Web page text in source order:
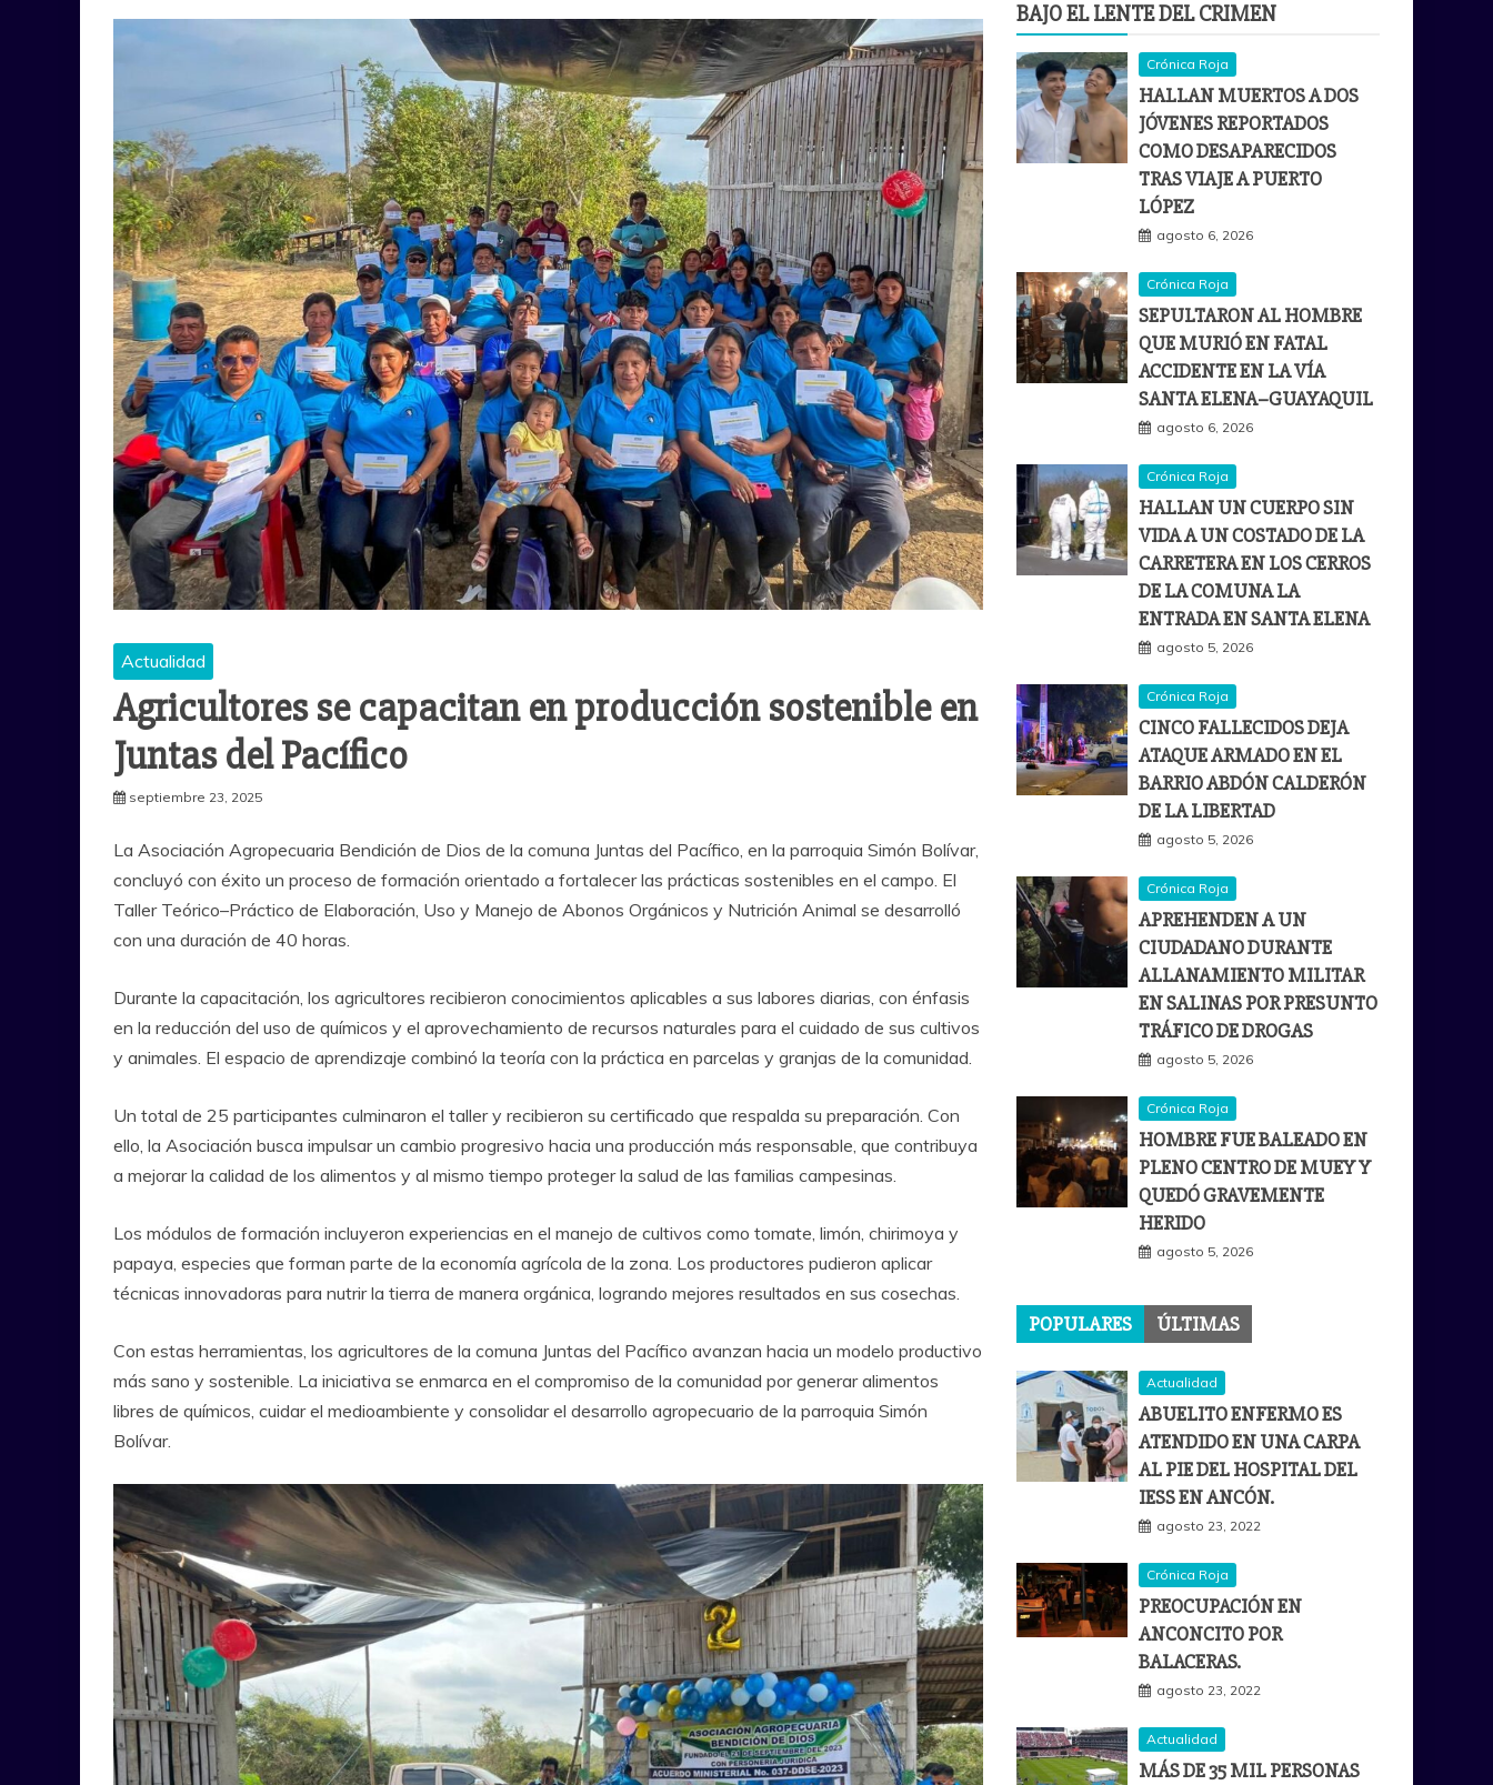
Actualidad
Agricultores se capacitan en producción sostenible en
Juntas del Pacífico
septiembre 23, 2025
La Asociación Agropecuaria Bendición de Dios de la comuna Juntas del Pacífico, en la parroquia Simón Bolívar,
concluyó con éxito un proceso de formación orientado a fortalecer las prácticas sostenibles en el campo. El
Taller Teórico–Práctico de Elaboración, Uso y Manejo de Abonos Orgánicos y Nutrición Animal se desarrolló
con una duración de 40 horas.
Durante la capacitación, los agricultores recibieron conocimientos aplicables a sus labores diarias, con énfasis
en la reducción del uso de químicos y el aprovechamiento de recursos naturales para el cuidado de sus cultivos
y animales. El espacio de aprendizaje combinó la teoría con la práctica en parcelas y granjas de la comunidad.
Un total de 25 participantes culminaron el taller y recibieron su certificado que respalda su preparación. Con
ello, la Asociación busca impulsar un cambio progresivo hacia una producción más responsable, que contribuya
a mejorar la calidad de los alimentos y al mismo tiempo proteger la salud de las familias campesinas.
Los módulos de formación incluyeron experiencias en el manejo de cultivos como tomate, limón, chirimoya y
papaya, especies que forman parte de la economía agrícola de la zona. Los productores pudieron aplicar
técnicas innovadoras para nutrir la tierra de manera orgánica, logrando mejores resultados en sus cosechas.
Con estas herramientas, los agricultores de la comuna Juntas del Pacífico avanzan hacia un modelo productivo
más sano y sostenible. La iniciativa se enmarca en el compromiso de la comunidad por generar alimentos
libres de químicos, cuidar el medioambiente y consolidar el desarrollo agropecuario de la parroquia Simón
Bolívar.
BAJO EL LENTE DEL CRIMEN
Crónica Roja
HALLAN MUERTOS A DOS
JÓVENES REPORTADOS
COMO DESAPARECIDOS
TRAS VIAJE A PUERTO
LÓPEZ
agosto 6, 2026
Crónica Roja
SEPULTARON AL HOMBRE
QUE MURIÓ EN FATAL
ACCIDENTE EN LA VÍA
SANTA ELENA–GUAYAQUIL
agosto 6, 2026
Crónica Roja
HALLAN UN CUERPO SIN
VIDA A UN COSTADO DE LA
CARRETERA EN LOS CERROS
DE LA COMUNA LA
ENTRADA EN SANTA ELENA
agosto 5, 2026
Crónica Roja
CINCO FALLECIDOS DEJA
ATAQUE ARMADO EN EL
BARRIO ABDÓN CALDERÓN
DE LA LIBERTAD
agosto 5, 2026
Crónica Roja
APREHENDEN A UN
CIUDADANO DURANTE
ALLANAMIENTO MILITAR
EN SALINAS POR PRESUNTO
TRÁFICO DE DROGAS
agosto 5, 2026
Crónica Roja
HOMBRE FUE BALEADO EN
PLENO CENTRO DE MUEY Y
QUEDÓ GRAVEMENTE
HERIDO
agosto 5, 2026
POPULARES ÚLTIMAS
Actualidad
ABUELITO ENFERMO ES
ATENDIDO EN UNA CARPA
AL PIE DEL HOSPITAL DEL
IESS EN ANCÓN.
agosto 23, 2022
Crónica Roja
PREOCUPACIÓN EN
ANCONCITO POR
BALACERAS.
agosto 23, 2022
Actualidad
MÁS DE 35 MIL PERSONAS